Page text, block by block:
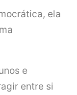
ela
e
entre si